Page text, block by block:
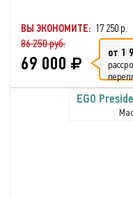
ВЫ ЭКОНОМИТЕ: 17 250 р.
86 250 руб.
69 000 от 1
EGO